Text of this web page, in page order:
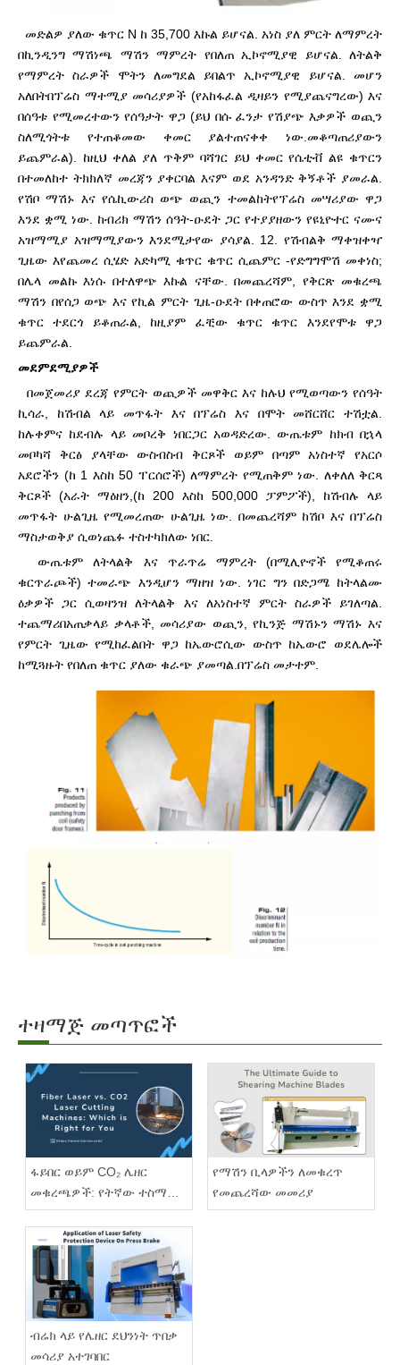
መድልዎ ያለው ቁጥር N ከ 35,700 እኩል ይሆናል. አነስ ያለ ምርት ለማምረት
በኪንዲንግ ማሽነጫ ማሽን ማምረት የበለጠ ኢኮኖሚያዊ ይሆናል. ለትልቅ
የማምረት ስራዎች ሞትን ለመግደል ይበልጥ ኢኮኖሚያዊ ይሆናል. መሆን
አለበትበፕሬስ ማተሚያ መሳሪያዎች (የአከፋፈል ዲዛይን የሚያጨናግረው) እና
በሰዓቱ የሚመረተውን የሰዓታት ዋጋ (ይህ በሱ ፈንታ የሽያጭ እቃዎች ወጪን
ስለሚጎትቱ የተጠቆመው ቀመር ያልተጠናቀቀ ነው. መቆጣጠሪያውን
ይጨምራል). ከዚህ ቀለል ያለ ጥቅም ባሻገር ይህ ቀመር የሴቲቭ ልዩ ቁጥርን
በተመለከተ ትክክለኛ መረጃን ያቀርባል እናም ወደ አንዳንድ ቅኝቶች ያመራል.
የሽቦ ማሽኑ እና የሴኪውሪስ ወጭ ወጪን ተመልከትየፕሬስ መሣሪያው ዋጋ
እንደ ቋሚ ነው. ከብሪክ ማሽን ሰዓት-ዑደት ጋር የተያያዘውን የዩኒዮተር ናሙና
አዝማሚያ አዝማሚያውን እንደሚታየው ያሳያል. 12. የሽብልቅ ማቀዝቀዣ
ጊዜው እየጨመረ ሲሄድ አድካሚ ቁጥር ቁጥር ሲጨምር -የድግግሞሽ መቀነስ;
በሌላ መልኩ እነሱ በተለዋጭ እኩል ናቸው. በመጨረሻም, የቅርጽ መቁረጫ
ማሽን በየሰጋ ወጭ እና የኪል ምርት ጊዜ-ዑደት በቀጠሮው ውስጥ እንደ ቋሚ
ቁጥር ተደርጎ ይቆጠራል, ከዚያም ፈቺው ቁጥር ቁጥር እንደየሞቱ ዋጋ
ይጨምራል.
መደምደሚያዎች
በመጀመሪያ ደረጃ የምርት ወጪዎች መዋቅር እና ከሉህ የሚወጣውን የሰዓት
ኪሳራ, ከሽብል ላይ መጥፋት እና በፕሬስ እና በሞት መሸርሸር ተሽቷል.
ከሉቀምና ከደብሉ ላይ መቦረቅ ነበርጋር አወዳድረው. ውጤቱም ከክብ በኋላ
መቦካሻ ቅርፅ ያላቸው ውስብስብ ቅርጾች ወይም በጣም አነስተኛ የአርሶ
አደሮችን (ከ 1 እስከ 50 ፐርሰሮች) ለማምረት የሚጠቅም ነው. ለቀለለ ቅርጻ
ቅርጾች (አራት ማዕዘን, (ከ 200 እስከ 500,000 ፓምፖች), ከሽብሉ ላይ
መጥፋት ሁልጊዜ የሚመረጠው ሁልጊዜ ነው. በመጨረሻም ከሽቦ እና በፕሬስ
ማስታወቅያ ሲወነጨፉ ተስተካክለው ነበር.
ውጤቱም ለትላልቅ እና ጥራጥሬ ማምረት (በሚሊዮኖች የሚቆጠሩ
ቁርጥራጮች) ተመራጭ እንዲሆን ማዘዝ ነው. ነገር ግን በድጋሜ ከትላልሙ
ዕቃዎች ጋር ሲወዛንዝ ለትላልቅ እና ለአነስተኛ ምርት ስራዎች ይገለጣል.
ተጨማሪበአጠቃላይ ቃላቶች, መሳሪያው ወጪን, የኪንጅ ማሽኑን ማሽኑ እና
የምርት ጊዜው የሚከፈልበት ዋጋ ከኤውሮሲው ውስጥ ከኤውሮ ወደሌሎች
ከሚጓዙት የበለጠ ቁጥር ያለው ቁራጭ ያመጣል. በፕሬስ መታተም.
ተዛማጅ መጣጥፎች
ፋይበር ወይም CO₂ ሌዘር
መቁረጫዎች: የትኛው ተስማሚ
ነው?
የማሽን ቢላዎችን ለመቁረጥ
የመጨረሻው መመሪያ
ብሬክ ላይ የሌዘር ደህንነት ጥበቃ
መሳሪያ አተገባበር